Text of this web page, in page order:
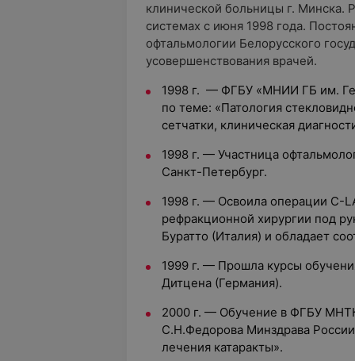
клинической больницы г. Минска.
системах с июня 1998 года.
офтальмологии Белорусского
усовершенствования врачей.
1998 г. — ФГБУ «МНИИ ГБ им.
по теме: «Патология
сетчатки, клиническая
1998 г. — Участница
Санкт-Петербург.
1998 г. — Освоила операции C-
рефракционной хирургии под
Буратто (Италия) и обладает
1999 г. — Прошла курсы
Дитцена (Германия).
2000 г. — Обучение в ФГБУ
С.Н.Федорова Минздрава
лечения катаракты».